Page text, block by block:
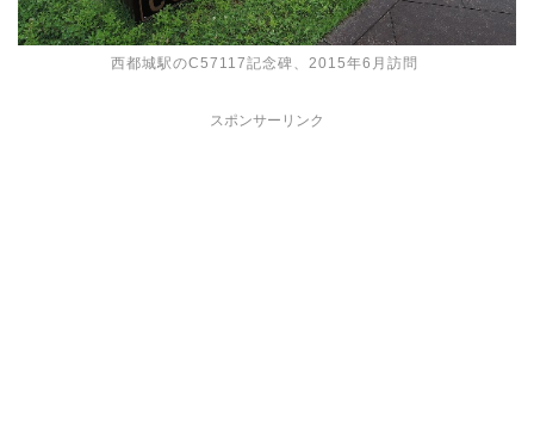
西都城駅のC57117記念碑、2015年6月訪問
スポンサーリンク